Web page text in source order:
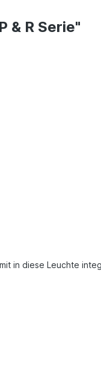
& R Serie"
in diese Leuchte